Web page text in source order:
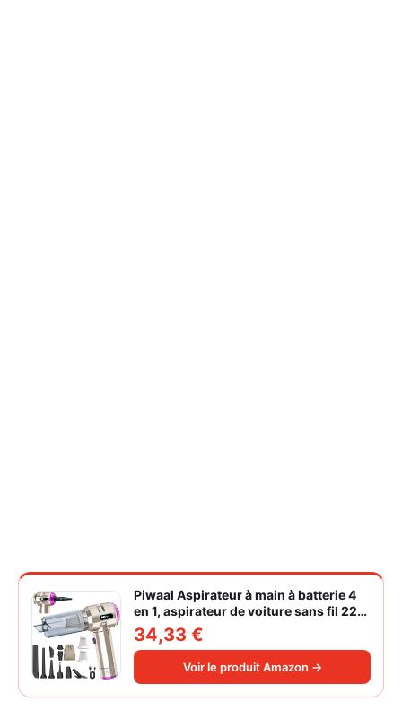
Piwaal Aspirateur à main à batterie 4
en 1, aspirateur de voiture sans fil 22
000 Pa avec moteur sans balais,
souffleur électrique à air comprimé
220 000 tr/min 3 vitesses pour poils
d'animaux
34,33 €
Voir le produit Amazon →